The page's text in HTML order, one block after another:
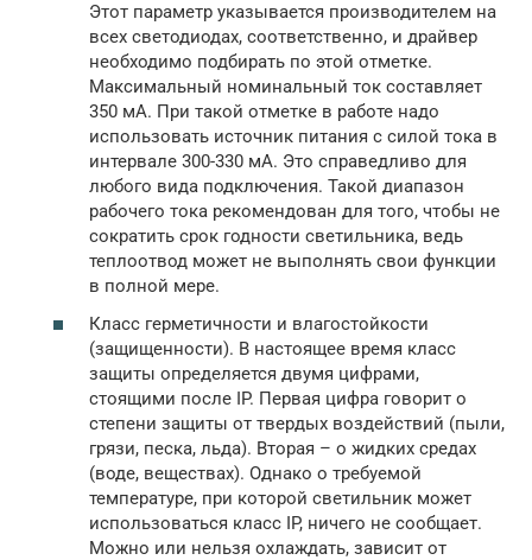
Этот параметр указывается производителем на
всех светодиодах, соответственно, и драйвер
необходимо подбирать по этой отметке.
Максимальный номинальный ток составляет
350 мА. При такой отметке в работе надо
использовать источник питания с силой тока в
интервале 300-330 мА. Это справедливо для
любого вида подключения. Такой диапазон
рабочего тока рекомендован для того, чтобы не
сократить срок годности светильника, ведь
теплоотвод может не выполнять свои функции
в полной мере.
Класс герметичности и влагостойкости
(защищенности). В настоящее время класс
защиты определяется двумя цифрами,
стоящими после IP. Первая цифра говорит о
степени защиты от твердых воздействий (пыли,
грязи, песка, льда). Вторая – о жидких средах
(воде, веществах). Однако о требуемой
температуре, при которой светильник может
использоваться класс IP, ничего не сообщает.
Можно или нельзя охлаждать, зависит от